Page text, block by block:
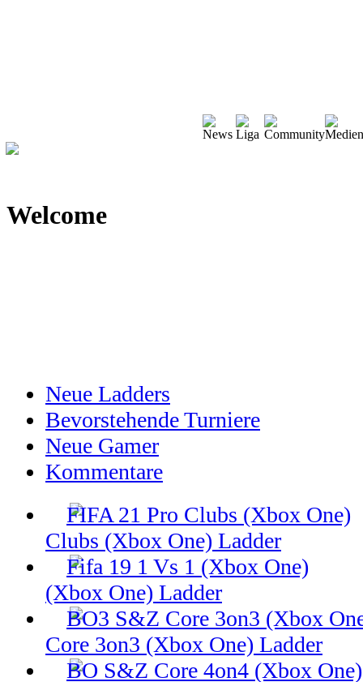
Welcome
Neue Ladders
Bevorstehende Turniere
Neue Gamer
Kommentare
Clubs (Xbox One) Ladder
(Xbox One) Ladder
Core 3on3 (Xbox One) Ladder